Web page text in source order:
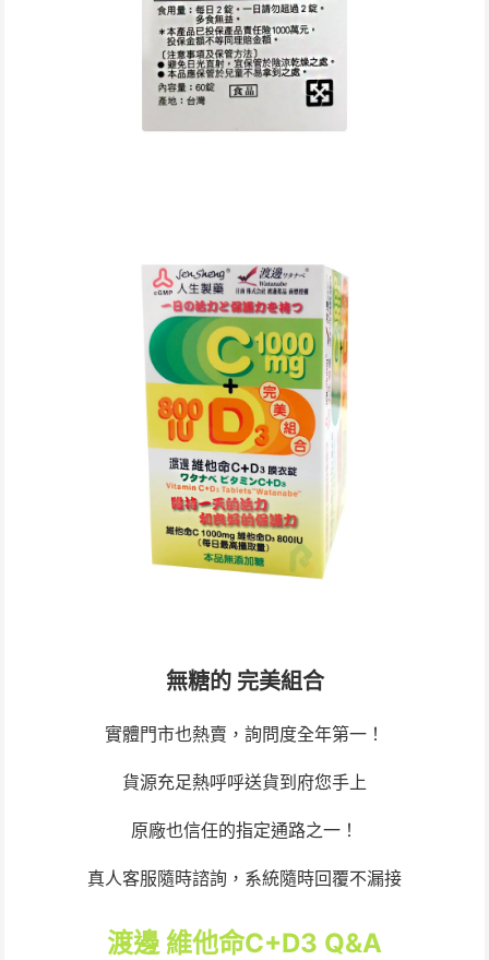
無糖的 完美組合
實體門市也熱賣，詢問度全年第一！
貨源充足熱呼呼送貨到府您手上
原廠也信任的指定通路之一！
真人客服隨時諮詢，系統隨時回覆不漏接
渡邊 維他命C+D3 Q&A